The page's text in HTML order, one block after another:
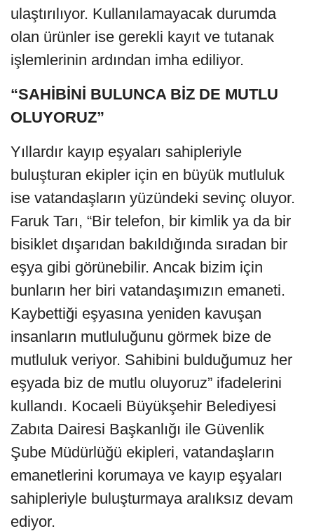
ulaştırılıyor. Kullanılamayacak durumda
olan ürünler ise gerekli kayıt ve tutanak
işlemlerinin ardından imha ediliyor.
“SAHİBİNİ BULUNCA BİZ DE MUTLU
OLUYORUZ”
Yıllardır kayıp eşyaları sahipleriyle
buluşturan ekipler için en büyük mutluluk
ise vatandaşların yüzündeki sevinç oluyor.
Faruk Tarı, “Bir telefon, bir kimlik ya da bir
bisiklet dışarıdan bakıldığında sıradan bir
eşya gibi görünebilir. Ancak bizim için
bunların her biri vatandaşımızın emaneti.
Kaybettiği eşyasına yeniden kavuşan
insanların mutluluğunu görmek bize de
mutluluk veriyor. Sahibini bulduğumuz her
eşyada biz de mutlu oluyoruz” ifadelerini
kullandı. Kocaeli Büyükşehir Belediyesi
Zabıta Dairesi Başkanlığı ile Güvenlik
Şube Müdürlüğü ekipleri, vatandaşların
emanetlerini korumaya ve kayıp eşyaları
sahipleriyle buluşturmaya aralıksız devam
ediyor.